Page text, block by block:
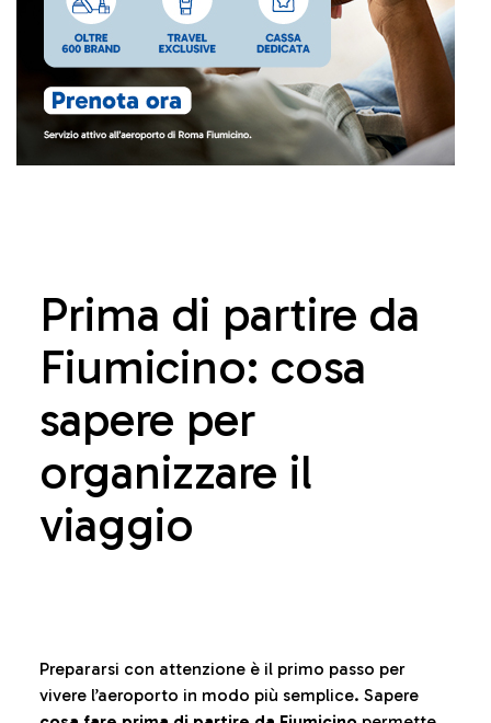
Prima di partire da
Fiumicino: cosa
sapere per
organizzare il
viaggio
Prepararsi con attenzione è il primo passo per
vivere l’aeroporto in modo più semplice. Sapere